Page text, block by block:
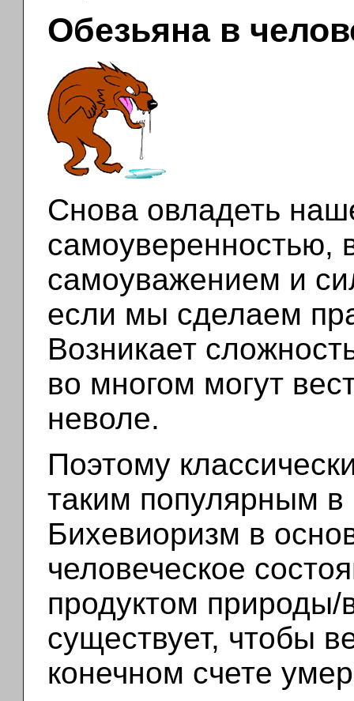
Обезьяна в
Снова овладеть
самоуверенностью,
самоуважением и
если мы сделаем
Возникает
во многом могут
неволе.
Поэтому
таким популярным в
Бихевиоризм в
человеческое
продуктом природы/
существует, чтобы
конечном счете